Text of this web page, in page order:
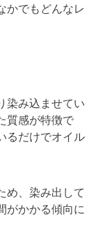
かでもどんなレ
染み込ませてい
質感が特徴で
るだけでオイル
め、染み出して
がかかる傾向に